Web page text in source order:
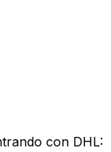
con DHL: